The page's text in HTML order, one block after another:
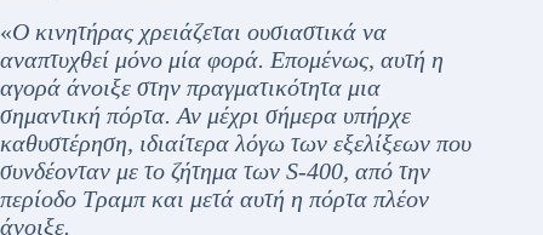
«Ο κινητήρας χρειάζεται ουσιαστικά να
αναπτυχθεί μόνο μία φορά. Επομένως, αυτή η
αγορά άνοιξε στην πραγματικότητα μια
σημαντική πόρτα. Αν μέχρι σήμερα υπήρχε
καθυστέρηση, ιδιαίτερα λόγω των εξελίξεων που
συνδέονταν με το ζήτημα των S-400, από την
περίοδο Τραμπ και μετά αυτή η πόρτα πλέον
άνοιξε.